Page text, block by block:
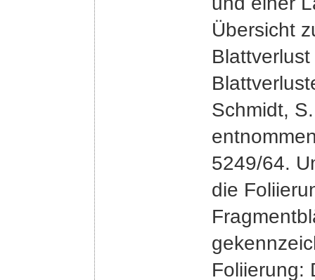
Übersicht
Schmidt,
5249/64.
die
Foliierung: